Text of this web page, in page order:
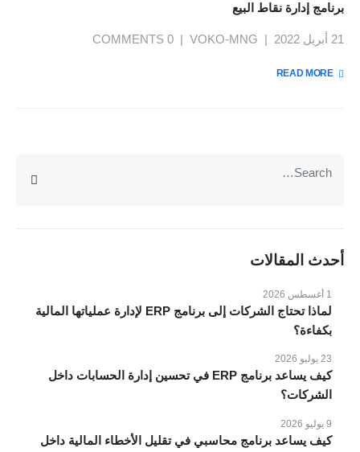
برنامج إدارة نقاط البيع
21 أبريل 2022 VOKO-MNG
0 COMMENTS
READ MORE +
أحدث المقالات
لماذا تحتاج الشركات إلى برنامج ERP لإدارة عملياتها المالية
بكفاءة؟
1 أغسطس 2026
كيف يساعد برنامج ERP في تحسين إدارة الحسابات داخل
الشركات؟
23 يوليو 2026
كيف يساعد برنامج محاسبي في تقليل الأخطاء المالية داخل
9 يوليو 2026
يمنحك نظام فوكو مميزات تساعدك على إدارة ومراقبة عملك
بتقنية BI , ربط الفروع , نظام صلاحيات محكم , توقع الموازنات
المدونة
اتصل بنا
انظمة voko erp